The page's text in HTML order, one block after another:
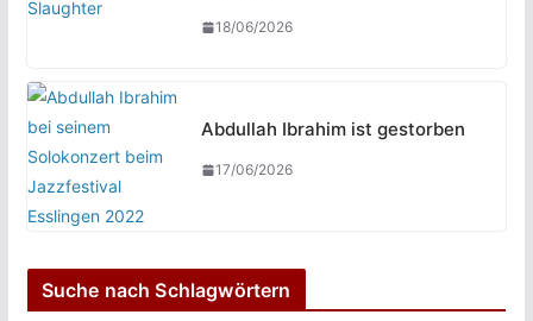
18/06/2026
Abdullah Ibrahim ist gestorben
17/06/2026
Suche nach Schlagwörtern